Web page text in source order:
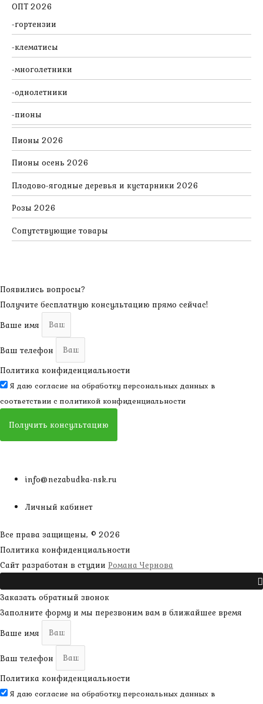
ОПТ 2026
гортензии
клематисы
многолетники
однолетники
пионы
Пионы 2026
Пионы осень 2026
Плодово-ягодные деревья и кустарники 2026
Розы 2026
Сопутствующие товары
Появились вопросы?
Получите бесплатную консультацию прямо сейчас!
Ваше имя
Ваш телефон
Политика конфиденциальности
Я даю согласие на обработку персональных данных в
соответствии с политикой конфиденциальности
Получить консультацию
info@nezabudka-nsk.ru
Личный кабинет
Все права защищены, © 2026
Политика конфиденциальности
Сайт разработан в студии Романа Чернова
Заказать обратный звонок
Заполните форму и мы перезвоним вам в ближайшее время
Ваше имя
Ваш телефон
Политика конфиденциальности
Я даю согласие на обработку персональных данных в